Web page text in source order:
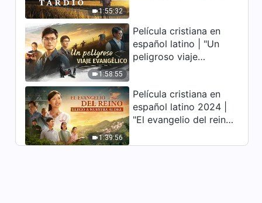
1:55:32
profundamente
conmovedor
1:58:55
Película cristiana en
español latino | "Un
peligroso viaje
1:39:56
Película cristiana en
español latino 2024 |
"El evangelio del reino